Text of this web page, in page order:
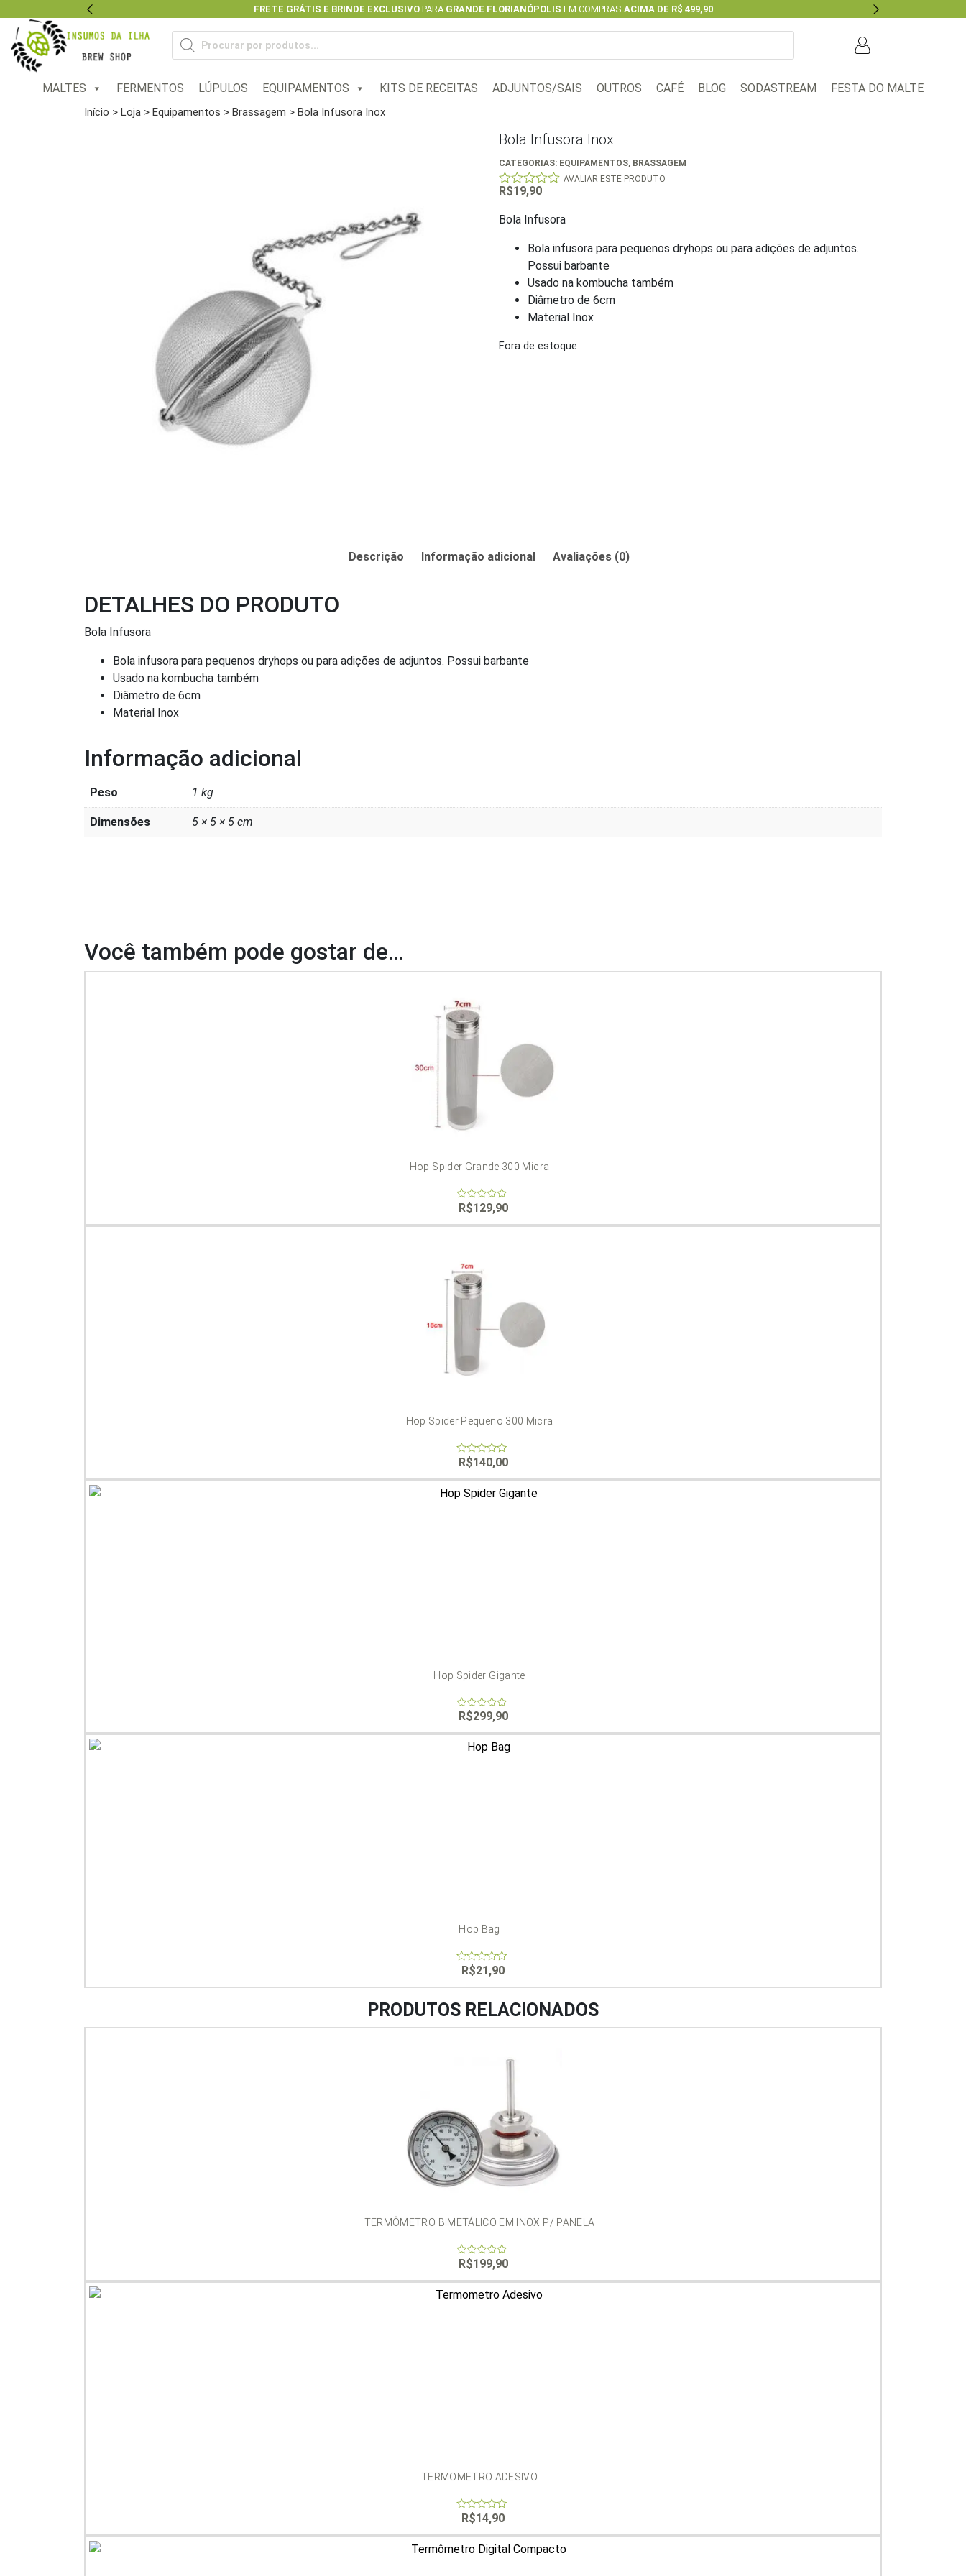
FRETE GRÁTIS E BRINDE EXCLUSIVOPARA GRANDE FLORIANÓPOLIS EM COMPRAS ACIMA DE R$ 499,90
Previous
Next
Pesquisar
produtos
MALTES FERMENTOS LÚPULOS EQUIPAMENTOS KITS DE RECEITAS ADJUNTOS/SAIS OUTROS CAFÉ BLOG SODASTREAM FESTA DO MALTE
Início > Loja > Equipamentos > Brassagem > Bola Infusora Inox
Bola Infusora Inox
CATEGORIAS: EQUIPAMENTOS, BRASSAGEM
0
of
5
AVALIAR ESTE PRODUTO
R$19,90
Bola Infusora
Bola infusora para pequenos dryhops ou para adições de adjuntos.
Possui barbante
Usado na kombucha também
Diâmetro de 6cm
Material Inox
Fora de estoque
Descrição Informação adicional Avaliações (0)
DETALHES DO PRODUTO
Bola Infusora
Bola infusora para pequenos dryhops ou para adições de adjuntos. Possui barbante
Usado na kombucha também
Diâmetro de 6cm
Material Inox
Informação adicional
Peso 1 kg
Dimensões 5 × 5 × 5 cm
Você também pode gostar de…
Hop Spider Grande 300 Micra
0
out
of
R$129,90
Hop Spider Pequeno 300 Micra
0
out
of
5
R$140,00
Hop Spider Gigante
0
out
of
R$299,90
Hop Bag
of
R$21,90
PRODUTOS RELACIONADOS
TERMÔMETRO BIMETÁLICO EM INOX P/ PANELA
0
out
of
5
R$199,90
TERMOMETRO ADESIVO
out
of
5
R$14,90